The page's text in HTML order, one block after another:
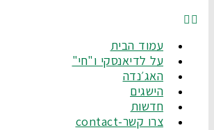
עמוד הבית
על לדיאנסקי ו"חי"
האג׳נדה
הישגים
חדשות
צרו קשר-contact